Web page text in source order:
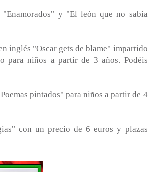
y "El león que no sabía
inglés "Oscar gets de blame" impartido
para niños a partir de 3 años. Podéis
pintados" para niños a partir de 4
con un precio de 6 euros y plazas